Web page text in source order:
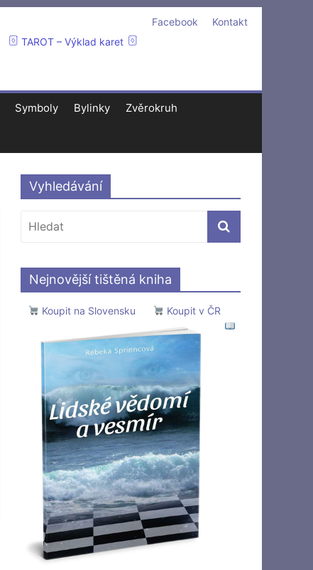
Kontakt
Facebook
TAROT – Výklad karet
Symboly Bylinky Zvěrokruh
Vyhledávání
Nejnovější tištěná kniha
Koupit na Slovensku Koupit v ČR